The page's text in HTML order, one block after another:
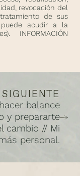
revocación del
de sus
acudir a la
). INFORMACIÓN
balance
y prepararte
cambio // Mi
personal.